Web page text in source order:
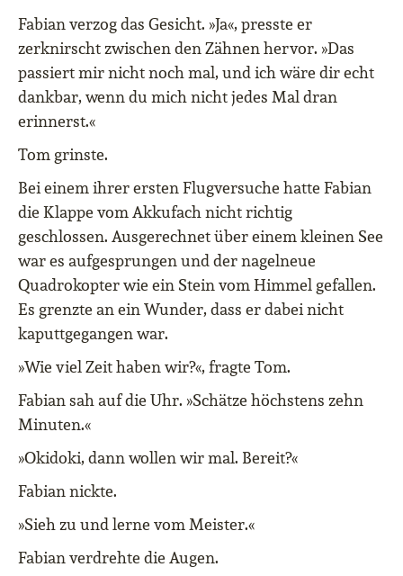
Fabian verzog das Gesicht. »Ja«, presste er
zerknirscht zwischen den Zähnen hervor. »Das
passiert mir nicht noch mal, und ich wäre dir echt
dankbar, wenn du mich nicht jedes Mal dran
erinnerst.«
Tom grinste.
Bei einem ihrer ersten Flugversuche hatte Fabian
die Klappe vom Akkufach nicht richtig
geschlossen. Ausgerechnet über einem kleinen See
war es aufgesprungen und der nagelneue
Quadrokopter wie ein Stein vom Himmel gefallen.
Es grenzte an ein Wunder, dass er dabei nicht
kaputtgegangen war.
»Wie viel Zeit haben wir?«, fragte Tom.
Fabian sah auf die Uhr. »Schätze höchstens zehn
Minuten.«
»Okidoki, dann wollen wir mal. Bereit?«
Fabian nickte.
»Sieh zu und lerne vom Meister.«
Fabian verdrehte die Augen.